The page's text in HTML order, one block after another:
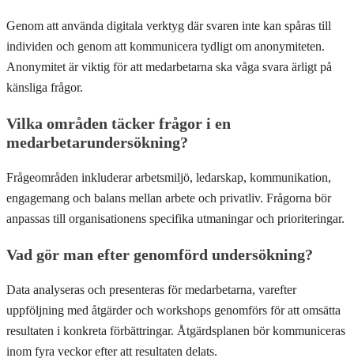
Genom att använda digitala verktyg där svaren inte kan spåras till
individen och genom att kommunicera tydligt om anonymiteten.
Anonymitet är viktig för att medarbetarna ska våga svara ärligt på
känsliga frågor.
Vilka områden täcker frågor i en
medarbetarundersökning?
Frågeområden inkluderar arbetsmiljö, ledarskap, kommunikation,
engagemang och balans mellan arbete och privatliv. Frågorna bör
anpassas till organisationens specifika utmaningar och prioriteringar.
Vad gör man efter genomförd undersökning?
Data analyseras och presenteras för medarbetarna, varefter
uppföljning med åtgärder och workshops genomförs för att omsätta
resultaten i konkreta förbättringar. Åtgärdsplanen bör kommuniceras
inom fyra veckor efter att resultaten delats.